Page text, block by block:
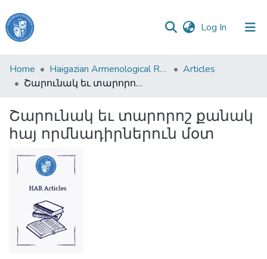
Log In (current)
Haigazian
University
&
Collections
All of DSpace
Home Haigazian Armenological Review
Articles
Շարունակ եւ տարորոշ քանակ հայ որմնադիրներուն մօտ
Շարունակ եւ տարորոշ քանակ
հայ որմնադիրներուն մօտ